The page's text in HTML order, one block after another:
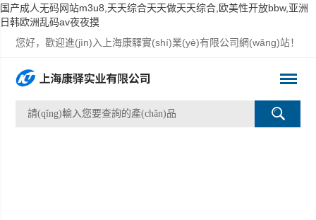
国产成人无码网站m3u8,天天综合天天做天天综合,欧美性开放bbw,亚洲
日韩欧洲乱码av夜夜摸
您好，歡迎進(jìn)入上海康驛實(shí)業(yè)有限公司網(wǎng)站！